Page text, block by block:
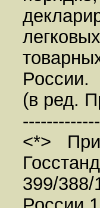
России.
(в ред.
<*>
399/